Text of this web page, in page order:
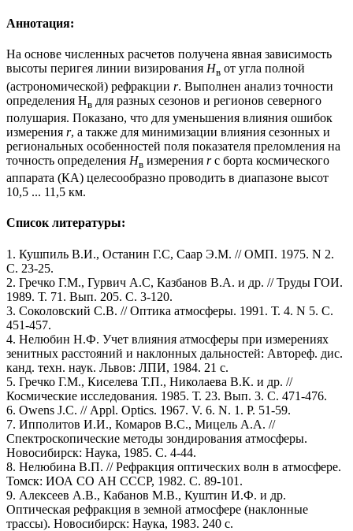
Аннотация:
На основе численных расчетов получена явная зависимость
высоты перигея линии визирования Hв от угла полной
(астрономической) рефракции r. Выполнен анализ точности
определения Hв для разных сезонов и регионов северного
полушария. Показано, что для уменьшения влияния ошибок
измерения r, а также для минимизации влияния сезонных и
региональных особенностей поля показателя преломления на
точность определения Hв измерения rс борта космического
аппарата (КА) целесообразно проводить в диапазоне высот
10,5 ... 11,5 км.
Список литературы:
1. Кушпиль В.И., Останин Г.С, Саар Э.М. // ОМП. 1975. N 2.
С. 23-25.
2. Гречко Г.М., Гурвич А.С, Казбанов В.А. и др. // Труды ГОИ.
1989. Т. 71. Вып. 205. С. 3-120.
3. Соколовский С.В. // Оптика атмосферы. 1991. Т. 4. N 5. С.
451-457.
4. Нелюбин Н.Ф. Учет влияния атмосферы при измерениях
зенитных расстояний и наклонных дальностей: Автореф. дис.
канд. техн. наук. Львов: ЛПИ, 1984. 21 с.
5. Гречко Г.М., Киселева Т.П., Николаева В.К. и др. //
Космические исследования. 1985. Т. 23. Вып. 3. С. 471-476.
6. Owens J.С. // Appl. Optics. 1967. V. 6. N. 1. P. 51-59.
7. Ипполитов И.И., Комаров B.C., Мицель А.А. //
Спектроскопические методы зондирования атмосферы.
Новосибирск: Наука, 1985. С. 4-44.
8. Нелюбина В.П. // Рефракция оптических волн в атмосфере.
Томск: ИОА СО АН СССР, 1982. С. 89-101.
9. Алексеев А.В., Кабанов М.В., Куштин И.Ф. и др.
Оптическая рефракция в земной атмосфере (наклонные
трассы). Новосибирск: Наука, 1983. 240 с.